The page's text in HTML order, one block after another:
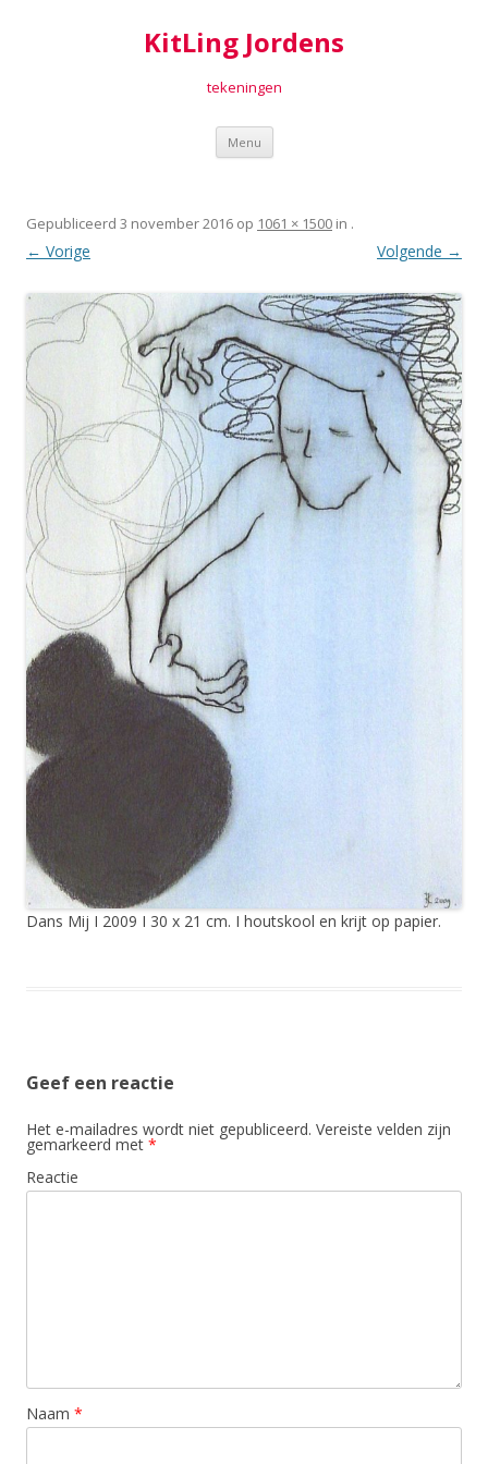
KitLing Jordens
tekeningen
Menu Spring
inhoud
Gepubliceerd 3 november 2016 op 1061 × 1500 in .
← Vorige Volgende →
Dans Mij I 2009 I 30 x 21 cm. I houtskool en krijt op papier.
Geef een reactie
Het e-mailadres wordt niet gepubliceerd. Vereiste velden zijn
gemarkeerd met *
Reactie
Naam *